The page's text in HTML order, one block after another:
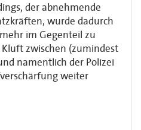
der abnehmende
wurde dadurch
im Gegenteil zu
zwischen (zumindest
namentlich der Polizei
weiter